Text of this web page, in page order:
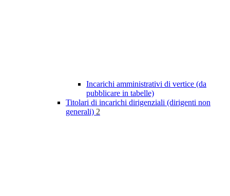
Incarichi amministrativi di vertice (da
pubblicare in tabelle)
Titolari di incarichi dirigenziali (dirigenti non
generali) 2